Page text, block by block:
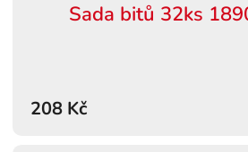
Sada bitů 32ks
208 Kč